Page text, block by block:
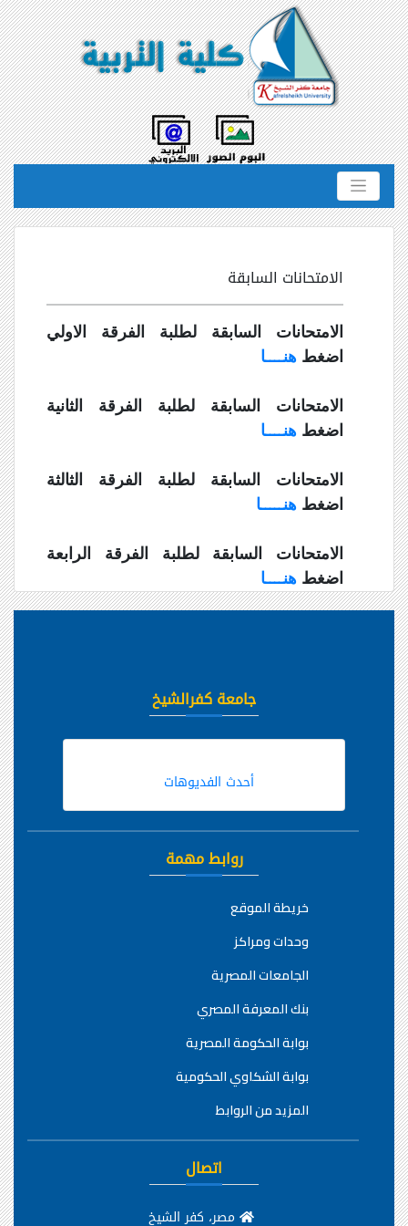
الامتحانات السابقة
الامتحانات السابقة لطلبة الفرقة الاولي
اضغط هنــــا
الامتحانات السابقة لطلبة الفرقة الثانية
اضغط هنــــا
الامتحانات السابقة لطلبة الفرقة الثالثة
اضغط هنـــــا
الامتحانات السابقة لطلبة الفرقة الرابعة
اضغط هنــــا
جامعة كفرالشيخ
أحدث الفديوهات
روابط مهمة
خريطة الموقع
وحدات ومراكز
الجامعات المصرية
بنك المعرفة المصري
بوابة الحكومة المصرية
بوابة الشكاوي الحكومية
المزيد من الروابط
اتصال
مصر، كفر الشيخ